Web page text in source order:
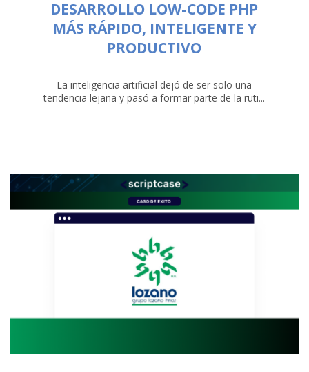
DESARROLLO LOW-CODE PHP
MÁS RÁPIDO, INTELIGENTE Y
PRODUCTIVO
La inteligencia artificial dejó de ser solo una
tendencia lejana y pasó a formar parte de la ruti...